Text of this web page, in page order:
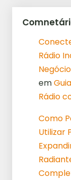
Rádio
em
Rádio
Como
Utilizar